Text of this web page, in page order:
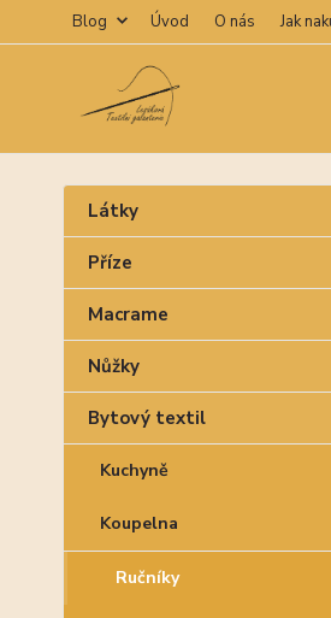
Blog Úvod O nás Jak
Látky
Příze
Macrame
Nůžky
Bytový textil
Kuchyně
Koupelna
Ručníky